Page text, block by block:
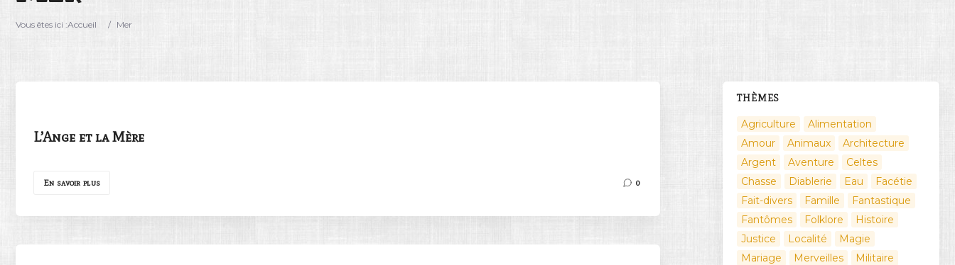
Vous êtes ici :Accueil / Mer
L’Ange et la Mère
En savoir plus 0
THÈMES
Agriculture
Alimentation
Amour
Animaux
Architecture
Argent
Aventure
Celtes
Chasse
Diablerie Eau
Facétie
Fait-divers
Famille
Fantastique
Fantômes
Folklore
Histoire
Justice
Localité
Magie
Mariage
Merveilles
Militaire